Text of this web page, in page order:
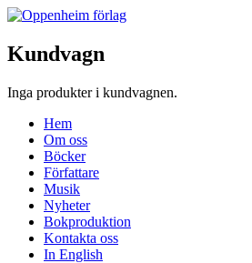
Kundvagn
Inga produkter i kundvagnen.
Hem
Om oss
Böcker
Författare
Musik
Nyheter
Bokproduktion
Kontakta oss
In English